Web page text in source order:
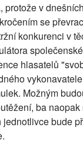
v
se
konkurenci v
hlasatelů
Možným
ba
bude